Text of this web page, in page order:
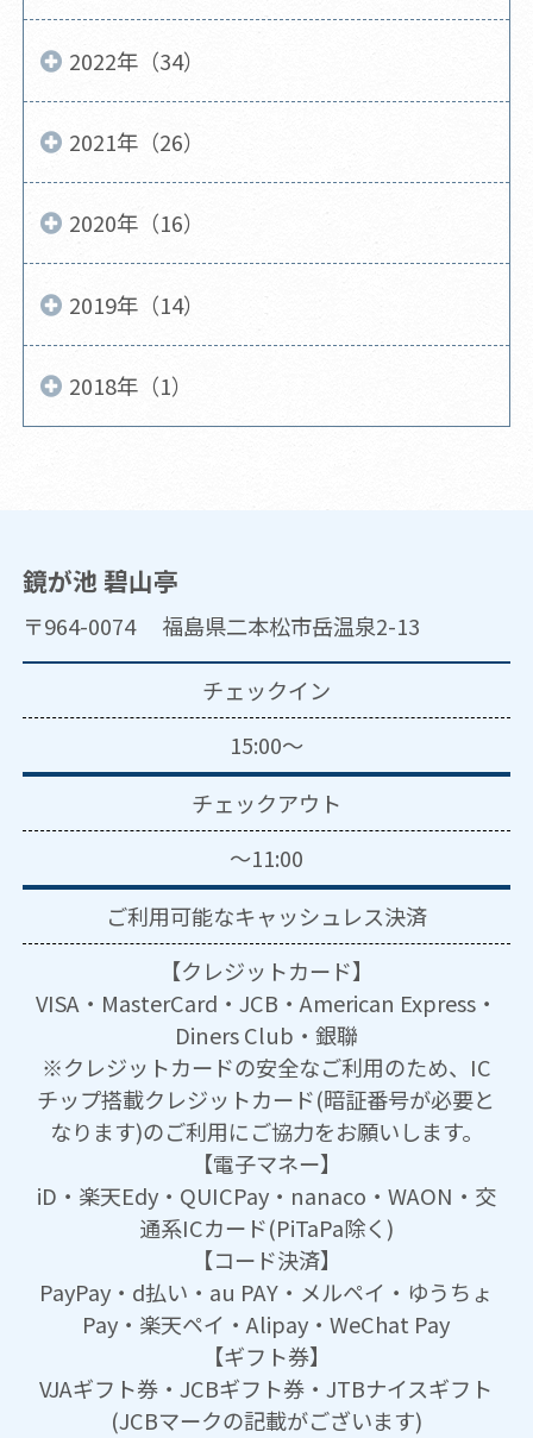
2022年（34）
2021年（26）
2020年（16）
2019年（14）
2018年（1）
鏡が池 碧山亭
〒964-0074 福島県二本松市岳温泉2-13
チェックイン
15:00～
チェックアウト
～11:00
ご利用可能なキャッシュレス決済
【クレジットカード】
VISA・MasterCard・JCB・American Express・
Diners Club・銀聯
※クレジットカードの安全なご利用のため、IC
チップ搭載クレジットカード(暗証番号が必要と
なります)のご利用にご協力をお願いします。
【電子マネー】
iD・楽天Edy・QUICPay・nanaco・WAON・交
通系ICカード(PiTaPa除く)
【コード決済】
PayPay・d払い・au PAY・メルペイ・ゆうちょ
Pay・楽天ペイ・Alipay・WeChat Pay
【ギフト券】
VJAギフト券・JCBギフト券・JTBナイスギフト
(JCBマークの記載がございます)